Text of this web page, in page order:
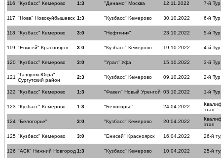
116 "Кузбасс" Кемерово 1:3 "Динамо" Москва 12.11.2022 7-й Тур
117 "Нова" Новокуйбышевск 1:3 "Кузбасс" Кемерово 30.10.2022 6-й Тур
118 "Кузбасс" Кемерово 3:0 "Нефтяник" 23.10.2022 5-й Тур
119 "Енисей" Красноярск 3:0 "Кузбасс" Кемерово 19.10.2022 4-й Тур
120 "Кузбасс" Кемерово 3:0 "Урал" Уфа 15.10.2022 3-й Тур
121 "Газпром-Югра"
Сургутский район
2:3 "Кузбасс" Кемерово 09.10.2022 2-й Тур
122 "Кузбасс" Кемерово 1:3 "Факел" Новый Уренгой 03.10.2022 1-й Тур
123 "Кузбасс" Кемерово 1:3 "Белогорье" 24.04.2022
этап
124 "Белогорье" 3:0 "Кузбасс" Кемерово 20.04.2022
этап
125 "Кузбасс" Кемерово 3:0 "Енисей" Красноярск 16.04.2022 26-й
126 "АСК" Нижний Новгород 1:3 "Кузбасс" Кемерово 10.04.2022 25-й